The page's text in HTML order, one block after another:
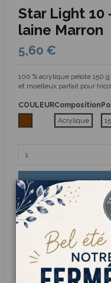
Star Light 10
laine Marron
5,60 €
100 % acrylique pelote 150
et moelleux parfait pour
COULEURComposition
Acrylique
SERVICE CLIENT
Besoin d’aide ?